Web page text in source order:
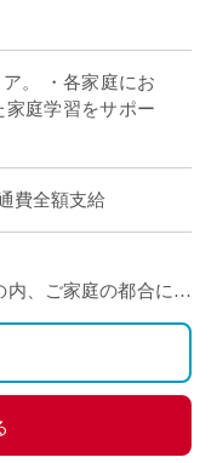
。 ・各家庭にお
庭学習をサポー
費全額支給
内、ご家庭の都合に合
ご家庭をお願いしま